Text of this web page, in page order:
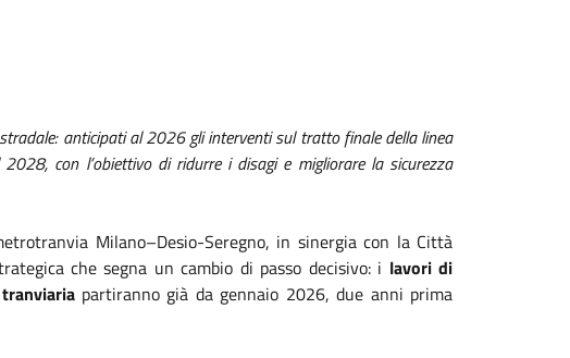
anticipati al 2026 gli interventi sul tratto finale della linea
con l’obiettivo di ridurre i disagi e migliorare la sicurezza
Milano–Desio-Seregno, in sinergia con la Città
che segna un cambio di passo decisivo: i lavori di
partiranno già da gennaio 2026, due anni prima